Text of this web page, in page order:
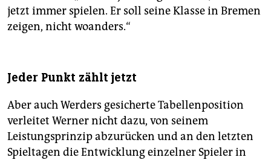
jetzt immer spielen. Er soll seine Klasse in Bremen
zeigen, nicht woanders.“
Jeder Punkt zählt jetzt
Aber auch Werders gesicherte Tabellenposition
verleitet Werner nicht dazu, von seinem
Leistungsprinzip abzurücken und an den letzten
Spieltagen die Entwicklung einzelner Spieler in